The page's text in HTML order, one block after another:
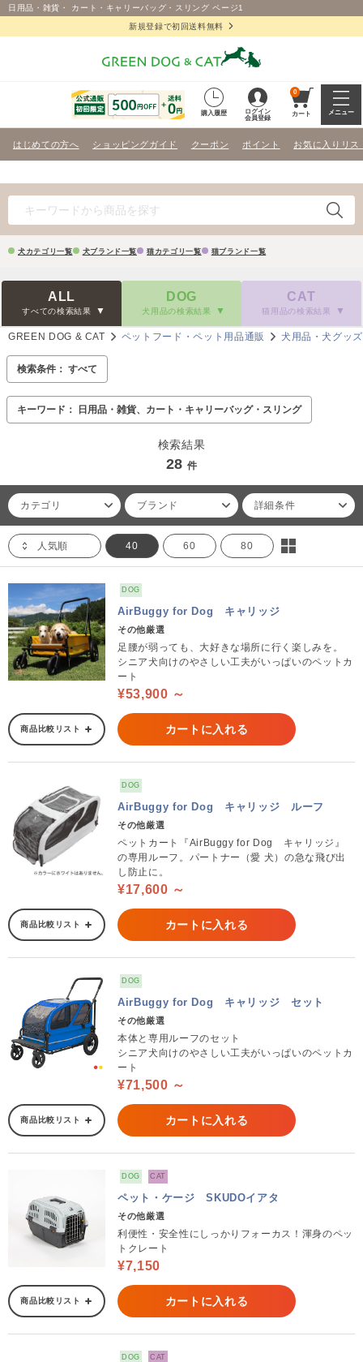
日用品・雑貨・ カート・キャリーバッグ・スリング ページ1
新規登録で初回送料無料
購入履歴
ログイン
会員登録
0
カート メニュー
はじめての方へ ショッピングガイド クーポン ポイント お気に入りリス
犬カテゴリ一覧 犬ブランド一覧 猫カテゴリ一覧 猫ブランド一覧
ALL
すべての検索結果
DOG
犬用品の検索結果
CAT
猫用品の検索結果
GREEN DOG & CAT ペットフード・ペット用品通販 犬用品・犬グッズ
検索条件： すべて
キーワード： 日用品・雑貨、カート・キャリーバッグ・スリング
検索結果
28 件
カテゴリ ブランド 詳細条件
人気順 40 60 80
DOG
AirBuggy for Dog キャリッジ
その他厳選
足腰が弱っても、大好きな場所に行く楽しみを。
シニア犬向けのやさしい工夫がいっぱいのペットカ
ート
¥53,900 ～
商品比較リスト カートに入れる
DOG
AirBuggy for Dog キャリッジ ルーフ
その他厳選
ペットカート『AirBuggy for Dog キャリッジ』
の専用ルーフ。パートナー（愛 犬）の急な飛び出
し防止に。
¥17,600 ～
商品比較リスト カートに入れる
DOG
AirBuggy for Dog キャリッジ セット
その他厳選
本体と専用ルーフのセット
シニア犬向けのやさしい工夫がいっぱいのペットカ
ート
¥71,500 ～
商品比較リスト カートに入れる
DOG CAT
ペット・ケージ SKUDOイアタ
その他厳選
利便性・安全性にしっかりフォーカス！渾身のペッ
トクレート
¥7,150
商品比較リスト カートに入れる
DOG CAT